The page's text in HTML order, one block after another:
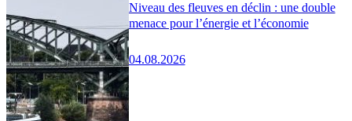
Niveau des fleuves en déclin : une double
menace pour l’énergie et l’économie
04.08.2026